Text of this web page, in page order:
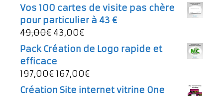
497,00€.257,00€.
prix
initial
était :
997,00€.
prix
actuel
Vos 100 cartes de visite pas chère
pour particulier à 43 €
49,00€ Le
prix
initial
était :
49,00€.
43,00€Le
prix
actuel
est :
Pack Création de Logo rapide et
efficace
197,00€Le
prix
167,00€Le
prix
Création Site internet vitrine One